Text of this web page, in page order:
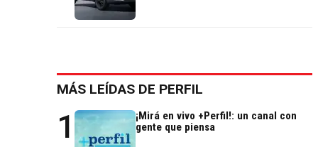
MÁS LEÍDAS DE PERFIL
1
¡Mirá en vivo +Perfil!: un canal con
gente que piensa